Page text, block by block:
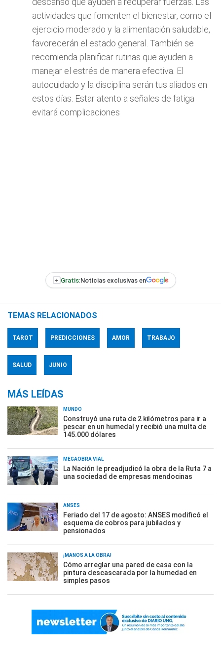
actividades que fomenten el bienestar, como el
ejercicio moderado y la alimentación saludable,
favorecerán el estado general. También se
recomienda planificar rutinas que ayuden a
manejar el estrés de manera efectiva. El
autocuidado y la disciplina serán tus aliados en
estos días. Estar atento a señales de fatiga
evitará complicaciones
+ Gratis:Noticias exclusivas en
TEMAS RELACIONADOS
TAROT PREDICCIONES AMOR TRABAJO
SALUD JUNIO
MÁS LEÍDAS
MUNDO
Construyó una ruta de 2 kilómetros para ir a
pescar en un humedal y recibió una multa de
145.000 dólares
MEGAOBRA VIAL
La Nación le preadjudicó la obra de la Ruta 7 a
una sociedad de empresas mendocinas
ANSES
Feriado del 17 de agosto: ANSES modificó el
esquema de cobros para jubilados y
pensionados
¡MANOS A LA OBRA!
Cómo arreglar una pared de casa con la
pintura descascarada por la humedad en
simples pasos